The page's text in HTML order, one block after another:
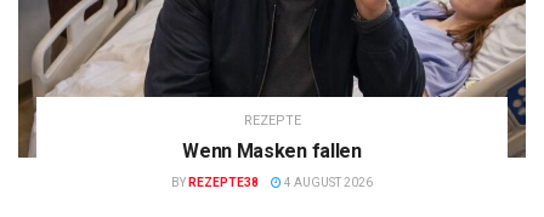
REZEPTE
Wenn Masken fallen
BY REZEPTE38 4 AUGUST 2026